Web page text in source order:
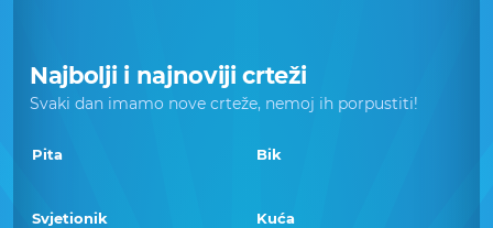
Najbolji i najnoviji crteži
Svaki dan imamo nove crteže, nemoj ih porpustiti!
Pita Bik
Svjetionik Kuća